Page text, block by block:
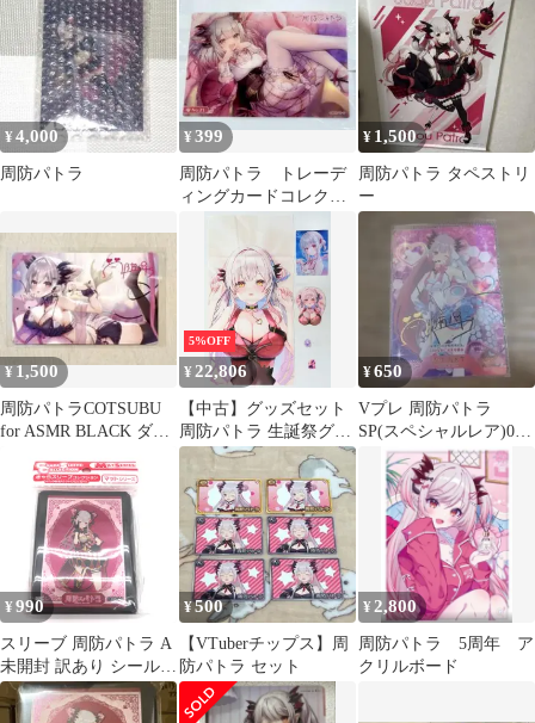
¥4,000
周防パトラ
¥399
周防パトラ トレーデ
ィングカードコレクシ
¥ 1,500
周防パトラ タペストリ
ー
¥1,500
周防パトラCOTSUBU
for ASMR BLACK ダウ
5%OFF
¥ 22,806
【中古】グッズセット
周防パトラ 生誕祭グッ
ズ2025 全部セット 「バ
ーチャルYouTuber 周防
パトラ 生誕祭2025」
¥650
Vプレ 周防パトラ
SP(スペシャルレア)01-
013b
¥ 990
スリーブ 周防パトラ A
未開封 訳あり シール汚
れ
¥500
【VTuberチップス】周
防パトラ セット
¥ 2,800
周防パトラ 5周年 ア
クリルボード